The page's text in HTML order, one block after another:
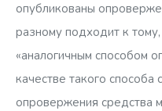
опубликованы
разному подходит к
«аналогичным способом
качестве такого
опровержения средства